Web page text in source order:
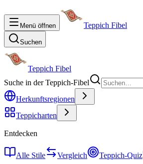
Menü öffnen Teppich Fibel
Suchen
Teppich Fibel
Suche in der Teppich-Fibel
Herkunftsregionen
Teppicharten
Entdecken
Alle Stile Vergleich Teppich-Quiz